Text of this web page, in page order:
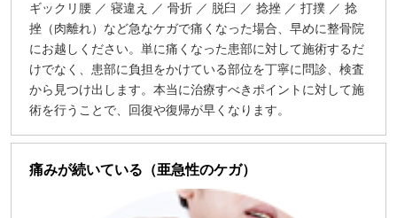
ギックリ腰 ／ 寝違え ／ 骨折 ／ 脱臼 ／ 捻挫 ／ 打撲 ／ 捻
挫（肉離れ）など急なケガで痛くなった場合、早めに整骨院
にお越しください。単に痛くなった患部に対して施術するだ
けでなく、患部に負担をかけている部位を丁寧に問診、検査
から見つけ出します。本当に治療すべきポイントに対して施
術を行うことで、回復や復帰が早くなります。
痛みが続いている（亜急性のケガ）